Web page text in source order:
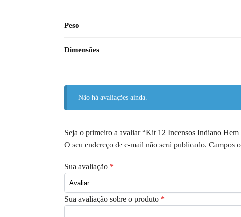
Peso
Dimensões
Não há avaliações ainda.
Seja o primeiro a avaliar “Kit 12 Incensos Indiano
O seu endereço de e-mail não será publicado. Campos
Sua avaliação *
Sua avaliação sobre o produto *